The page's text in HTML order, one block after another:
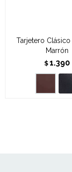
Tarjetero
Marrón
$ 1.390